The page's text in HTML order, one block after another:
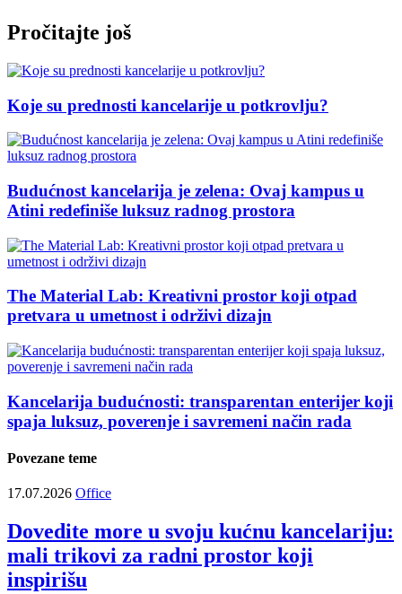
Pročitajte još
Koje su prednosti kancelarije u potkrovlju?
Budućnost kancelarija je zelena: Ovaj kampus u
Atini redefiniše luksuz radnog prostora
The Material Lab: Kreativni prostor koji otpad
pretvara u umetnost i održivi dizajn
Kancelarija budućnosti: transparentan enterijer koji
spaja luksuz, poverenje i savremeni način rada
Povezane teme
17.07.2026 Office
Dovedite more u svoju kućnu kancelariju:
mali trikovi za radni prostor koji
inspirišu